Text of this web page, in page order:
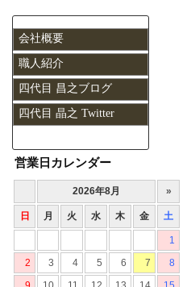
会社概要
職人紹介
四代目 昌之ブログ
四代目 晶之 Twitter
営業日カレンダー